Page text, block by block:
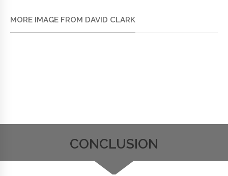
MORE IMAGE FROM DAVID CLARK
CONCLUSION